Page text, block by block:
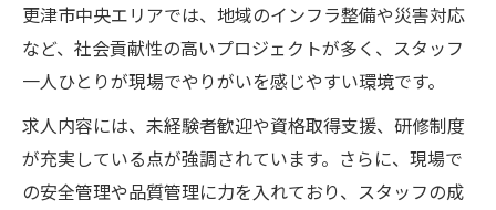
更津市中央エリアでは、地域のインフラ整備や災害対応
など、社会貢献性の高いプロジェクトが多く、スタッフ
一人ひとりが現場でやりがいを感じやすい環境です。
求人内容には、未経験者歓迎や資格取得支援、研修制度
が充実している点が強調されています。さらに、現場で
の安全管理や品質管理に力を入れており、スタッフの成